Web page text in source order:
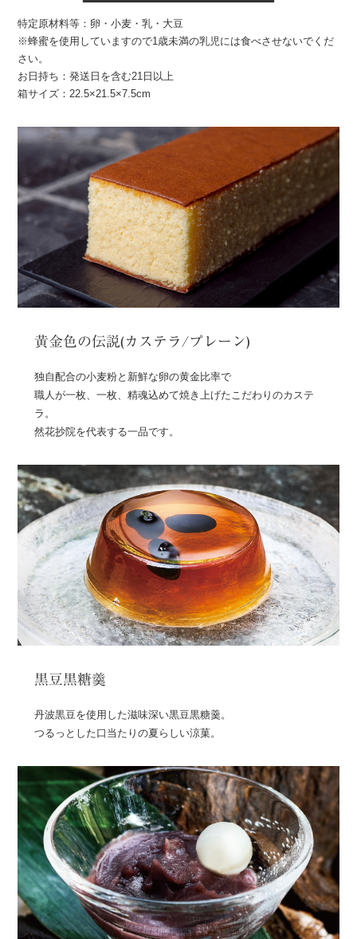
特定原材料等：卵・小麦・乳・大豆
※蜂蜜を使用していますので1歳未満の乳児には食べさせないでくだ
さい。
お日持ち：発送日を含む21日以上
箱サイズ：22.5×21.5×7.5cm
黄金色の伝説(カステラ/プレーン)
独自配合の小麦粉と新鮮な卵の黄金比率で
職人が一枚、一枚、精魂込めて焼き上げたこだわりのカステ
ラ。
然花抄院を代表する一品です。
黒豆黒糖羹
丹波黒豆を使用した滋味深い黒豆黒糖羹。
つるっとした口当たりの夏らしい涼菓。